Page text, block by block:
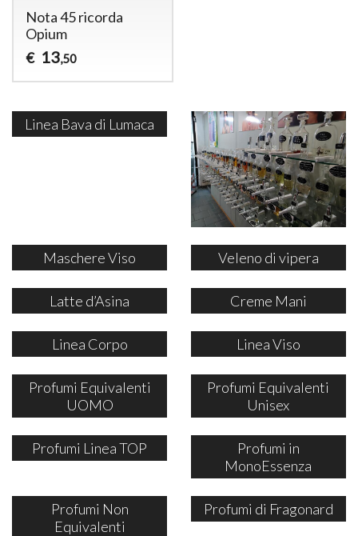
Nota 45 ricorda
Opium
€ 13,50
Linea Bava di Lumaca
Maschere Viso Veleno di vipera
Latte d’Asina Creme Mani
Linea Corpo Linea Viso
Profumi Equivalenti
UOMO
Profumi Equivalenti
Unisex
Profumi Linea TOP
Profumi in
MonoEssenza
Profumi Non
Equivalenti
Profumi di Fragonard